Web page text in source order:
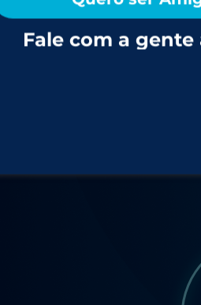
Fale com a gente
Ver mais